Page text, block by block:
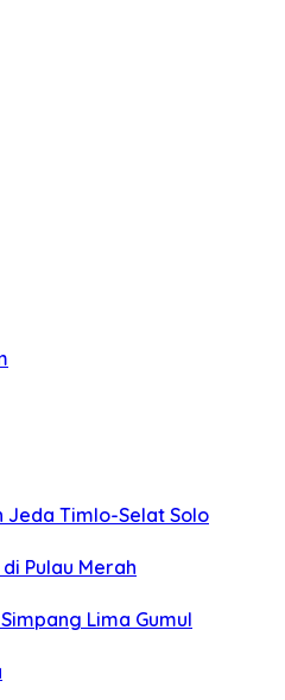
Jeda Timlo-Selat Solo
Pulau Merah
Lima Gumul